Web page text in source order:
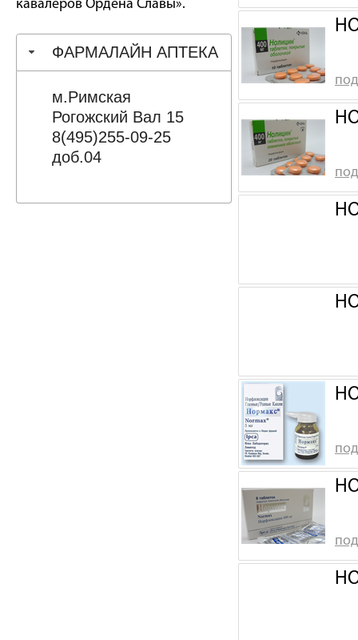
кавалеров Ордена Славы».
ФАРМАЛАЙН АПТЕКА
м.Римская
Рогожский Вал 15
8(495)255-09-25
доб.04